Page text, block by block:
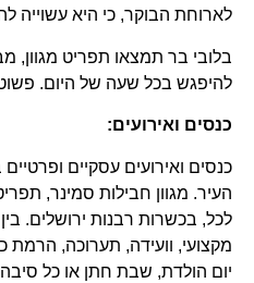
לארוחת הבוקר, כי היא עשוייה
בלובי בר תמצאו תפריט מגוון,
להיפגש בכל שעה של היום. פשוט
כנסים ואירועים:
כנסים ואירועים עסקיים ופרטיים
העיר. מגוון חבילות סמינר,
לכל, בכשרות רבנות ירושלים.
מקצועי, וועידה, תערוכה, הרמת
יום הולדת, שבת חתן או כל סיבה